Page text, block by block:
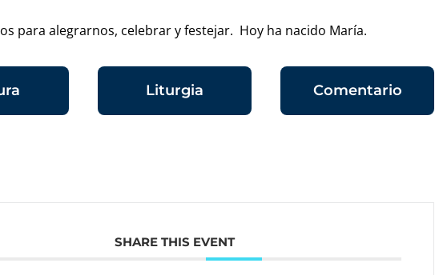
para alegrarnos, celebrar y festejar. Hoy ha nacido María.
Liturgia Comentario
SHARE THIS EVENT